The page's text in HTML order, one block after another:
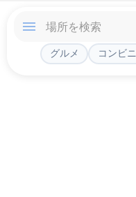
グルメ コンビニ